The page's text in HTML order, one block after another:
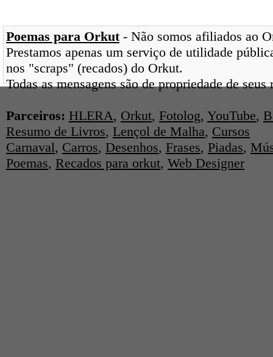
Poemas para Orkut- Não somos afiliados ao
Prestamos apenas um serviço de utilidade
nos "scraps" (recados) do Orkut.
Todas as mensagens são de propriedade de
Parceiros: HLERA, Orkut, Fotolog, YouTube,
Resumo de Livros, Lençol de Malha, Cursos
Carnaval, Carros, Desenhos, Frases, Piadas,
Poemas, Recados para orkut, Web Designer